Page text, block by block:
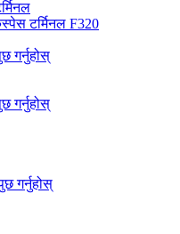
टर्मिनल F320
गर्नुहोस्
गर्नुहोस्
गर्नुहोस्